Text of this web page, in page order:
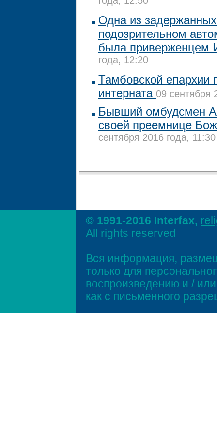
Одна из
подозрительном
была приверженцем
года, 12:20
Тамбовской епархии
интерната 09 сентября
Бывший омбудсмен
своей преемнице
сентября 2016 года, 11:30
© 1991-2016 Interfax,
All rights reserved
Вся информация,
только для
воспроизведению и /
как с письменного